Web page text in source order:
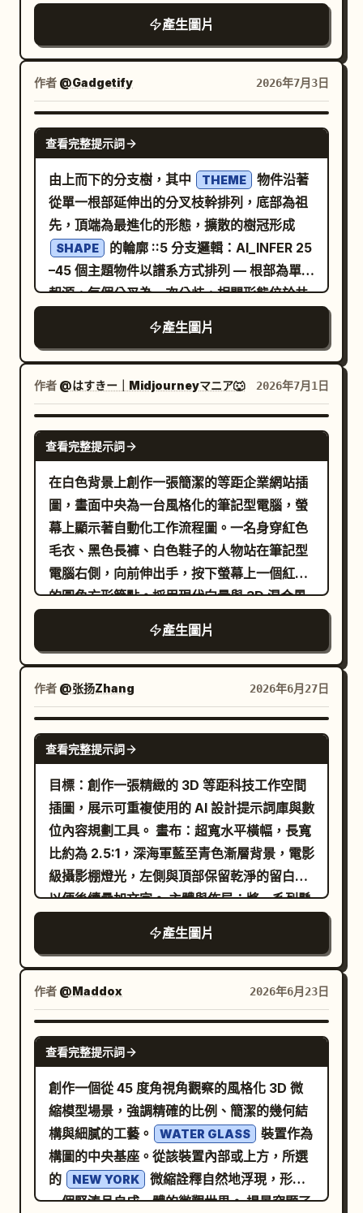
盤，柔和環境光遮蔽，正交前視圖，友善的教
的日文文字。 限制：使用 4 個 X 標記的不使
用項目、3 個打勾的核准項目、3 張底部功能
卡片以及 2 個吉祥物角色。請勿添加額外的區
塊、清單、Logo、浮水印或英文文字。
影、高端產品模型美學。使用
深海軍藍漸層 ，以及適合科技或生產力橫幅的
安靜專業氛圍。 限制條件：無人物、無
Logo、無浮水印、無雜亂感、無可讀文字，影
像左側 45% 區域需保持大面積留白與深色，
以便放置標題。
AI_INFER 在四個時間象限中分佈 25–30 個物
體，每個區域皆符合歷史一致性。象限順時針
流動，如同時間循環 ::5 構圖：等距視角（無
透視變形），象限過渡無縫，無雜亂感，物體
整齊排列於表面 ::3 材質物理：真實材質，符
合時代的陳舊感，柔和陰影，無發光物體 ::2
照明：所有區域均勻的環境光，無戲劇性陰影
::2 排版：每個象限的地板上巧妙地標註年份範
圍 ::2 渲染堆疊：等距時間房間，演變立體模
型，室內時間軸，8k ::1 負面提示詞：[透視，
破碎的房間幾何結構，象限間時代錯誤的混
合，挖掘，苔蘚，生物發光] ::-1
產生圖片
作者 @Gadgetify 2026年7月3日
GPT IMAGE 2
查看完整提示詞
由上而下的分支樹，其中 THEME
物件沿著
從單一根部延伸出的分叉枝幹排列，底部為祖
先，頂端為最進化的形態，擴散的樹冠形成
SHAPE
的輪廓 ::5 分支邏輯：AI_INFER 25
–45 個主題物件以譜系方式排列 — 根部為單一
起源，每個分叉為一次分歧，相關形態位於共
享分支上 — 譜系從底部到最外側頂端清晰可讀
::5 構圖：乾淨的樹狀分支、無交叉枝幹、均勻
的樹冠分佈、整潔的輪廓邊緣、寬裕的留白 ::3
材質物理：真實的主題物件、準確的材質與各
分支的年齡、一致的霧面質感、柔和陰影、淡
淡的連接枝幹 ::2 光照：頂部平光柔光箱，無
眩光 ::2 排版：每個分支頂端的微小節點標籤
::2 渲染堆疊：系統發生學平鋪、家譜排列、分
支譜系集合、8k ::1 負面提示詞：[糾纏交叉的
枝幹、破碎的層級、斷開的節點、破碎的樹冠
輪廓、傾斜、3D 透視、手部] ::-1
產生圖片
作者 @はすきー｜Midjourneyマニア🐺 2026年7月1日
GPT IMAGE 2
查看完整提示詞
在白色背景上創作一張簡潔的等距企業網站插
圖，畫面中央為一台風格化的筆記型電腦，螢
幕上顯示著自動化工作流程圖。一名身穿紅色
毛衣、黑色長褲、白色鞋子的人物站在筆記型
電腦右側，向前伸出手，按下螢幕上一個紅色
的圓角方形節點。採用現代向量與 3D 混合風
格，具備粗黑輪廓線、柔和的灰色陰影、白色
表面，並使用橘色、紅色、黑色和淺灰色的有
限色調。包含 7 個由黑色電路狀線條連接的獨
特周邊物件，並帶有小型橘色圓形接點：左上
方筆記型電腦螢幕後方有 1 個大型橘色齒輪，
右側有 1 個小型紅色齒輪，右上方有 1 個頂部
帶有橘色方塊的白色圓角立方體，左下方有 1
個帶有圓餅圖圖示的紅白圓角立方體，底部中
央有 1 個帶有橘色勾選標記的小型白色圓角立
方體，右下方有 1 個頂部為橘色且帶有橘色/紅
色小點的堆疊式白色伺服器狀立方體，以及 1
台具備可見鍵盤和觸控板的中央筆記型電腦。
筆記型電腦螢幕上需包含 5 個工作流程 UI 元
素：2 個帶有白色圓形中心的紅色圓角方形節
點、中間 1 個橘色圓角矩形、1 個帶有三個小彩
色點的白色圓角矩形，以及 1 個連接至右側紅
色節點的黑色曲線連接器。保持構圖通透、簡
約、友善，適合作為
的
企業網站首頁素材。無文字、無標誌、無照片
寫實感，且無雜亂元素。
產生圖片
作者 @张扬Zhang 2026年6月27日
GPT IMAGE 2
查看完整提示詞
目標：創作一張精緻的 3D 等距科技工作空間
插圖，展示可重複使用的 AI 設計提示詞庫與數
位內容規劃工具。 畫布：超寬水平橫幅，長寬
比約為 2.5:1，深海軍藍至青色漸層背景，電影
級攝影棚燈光，左側與頂部保留乾淨的留白，
以便後續疊加文字。 主體與佈局：將一系列懸
浮與桌面生產力元素層次分明地排列在畫布中
深海軍藍、青色、藍綠色、白色、紫色以及溫暖的
。場景應呈現出高品質 SaaS/生產力工具的主
視覺風格，具備柔和陰影、光澤斜角、細緻反
射與圓角設計。 具體可見元素：包含精確 13
個主要物件：1 個大型中央桌面瀏覽器視窗，
具備深色頂部列與線框佈局區塊；1 個位於後
方左側的深色網格儀表板面板，包含九個方形
磁磚；1 個位於前方的小型白色分析/卡片面
板，具備左側列表點與底部迷你按鈕；1 個位
於右側的青色 UI 卡片，包含四個主要內容區塊
與三列窄邊行；1 個位於更右側的紫色 UI 卡
產生圖片
作者 @Maddox 2026年6月23日
NANO BANANA PRO
查看完整提示詞
創作一個從 45 度角視角觀察的風格化 3D 微
縮模型場景，強調精確的比例、簡潔的幾何結
構與細膩的工藝。
WATER GLASS
裝置作為
構圖的中央基座。從該裝置內部或上方，所選
的
NEW YORK
微縮詮釋自然地浮現，形成
一個緊湊且自成一體的微觀世界。 場景突顯了